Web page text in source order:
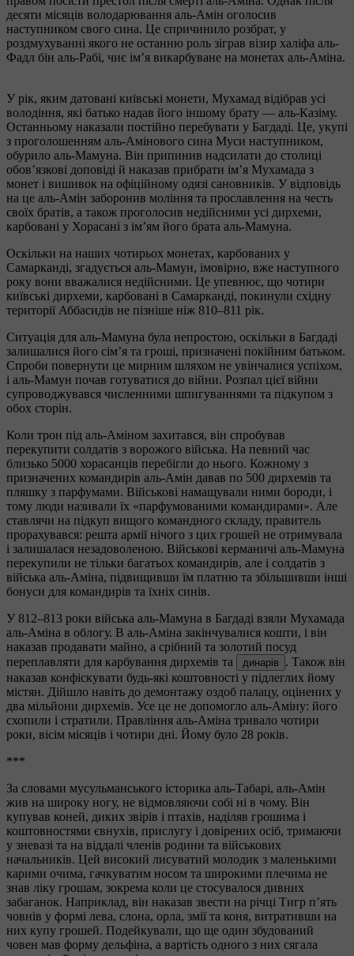
десяти місяців володарювання аль-Амін оголосив
наступником свого сина. Це спричинило розбрат, у
роздмухуванні якого не останню роль зіграв візир халіфа аль-
Фадл бін аль-Рабі, чиє ім’я викарбуване на монетах аль-Аміна.
У рік, яким датовані київські монети, Мухамад відібрав усі
володіння, які батько надав його іншому брату — аль-Казіму.
Останньому наказали постійно перебувати у Багдаді. Це, укупі
з проголошенням аль-Амінового сина Муси наступником,
обурило аль-Мамуна. Він припинив надсилати до столиці
обов’язкові доповіді й наказав прибрати ім’я Мухамада з
монет і вишивок на офіційному одязі сановників. У відповідь
на це аль-Амін заборонив моління та прославлення на честь
своїх братів, а також проголосив недійсними усі дирхеми,
карбовані у Хорасані з ім’ям його брата аль-Мамуна.
Оскільки на наших чотирьох монетах, карбованих у
Самарканді, згадується аль-Мамун, імовірно, вже наступного
року вони вважалися недійсними. Це упевнює, що чотири
київські дирхеми, карбовані в Самарканді, покинули східну
території Аббасидів не пізніше ніж 810–811 рік.
Ситуація для аль-Мамуна була непростою, оскільки в Багдаді
залишалися його сім’я та гроші, призначені покійним батьком.
Спроби повернути це мирним шляхом не увінчалися успіхом,
і аль-Мамун почав готуватися до війни. Розпал цієї війни
супроводжувався численними шпигуваннями та підкупом з
обох сторін.
Коли трон під аль-Аміном захитався, він спробував
перекупити солдатів з ворожого війська. На певний час
близько 5000 хорасанців перебігли до нього. Кожному з
призначених командирів аль-Амін давав по 500 дирхемів та
пляшку з парфумами. Військові намащували ними бороди, і
тому люди називали їх «парфумованими командирами». Але
ставлячи на підкуп вищого командного складу, правитель
прорахувався: решта армії нічого з цих грошей не отримувала
і залишалася незадоволеною. Військові керманичі аль-Мамуна
перекупили не тільки багатьох командирів, але і солдатів з
війська аль-Аміна, підвищивши їм платню та збільшивши інші
бонуси для командирів та їхніх синів.
У 812–813 роки війська аль-Мамуна в Багдаді взяли Мухамада
аль-Аміна в облогу. В аль-Аміна закінчувалися кошти, і він
наказав продавати майно, а срібний та золотий посуд
переплавляти для карбування дирхемів та
динарів
. Також він
наказав конфіскувати будь-які коштовності у підлеглих йому
містян. Дійшло навіть до демонтажу оздоб палацу, оцінених у
два мільйони дирхемів. Усе це не допомогло аль-Аміну: його
схопили і стратили. Правління аль-Аміна тривало чотири
роки, вісім місяців і чотири дні. Йому було 28 років.
***
За словами мусульманського історика аль-Табарі, аль-Амін
жив на широку ногу, не відмовляючи собі ні в чому. Він
купував коней, диких звірів і птахів, наділяв грошима і
коштовностями євнухів, прислугу і довірених осіб, тримаючи
у зневазі та на віддалі членів родини та військових
начальників. Цей високий лисуватий молодик з маленькими
карими очима, гачкуватим носом та широкими плечима не
знав ліку грошам, зокрема коли це стосувалося дивних
забаганок. Наприклад, він наказав звести на річці Тигр п’ять
човнів у формі лева, слона, орла, змії та коня, витративши на
них купу грошей. Подейкували, що ще один збудований
човен мав форму дельфіна, а вартість одного з них сягала